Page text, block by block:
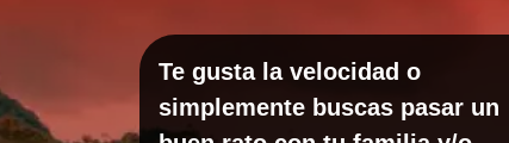
Te gusta la velocidad o
simplemente buscas pasar un